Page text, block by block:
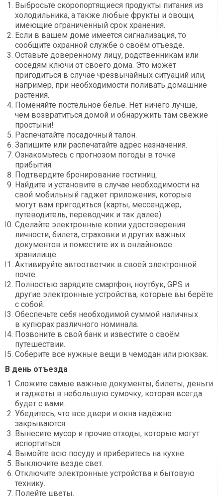
Выбросьте скоропортящиеся продукты питания из
холодильника, а также любые фрукты и овощи,
имеющие ограниченный срок хранения.
Если в вашем доме имеется сигнализация, то
сообщите охранной службе о своём отъезде.
Оставьте доверенному лицу, родственникам или
соседям ключи от своего дома. Это может
пригодиться в случае чрезвычайных ситуаций или,
например, при необходимости поливать домашние
растения.
Поменяйте постельное бельё. Нет ничего лучше,
чем возвратиться домой и обнаружить там свежие
простыни!
Распечатайте посадочный талон.
Запишите или распечатайте адрес назначения.
Ознакомьтесь с прогнозом погоды в точке
прибытия.
Подтвердите бронирование гостиниц.
Найдите и установите в случае необходимости на
свой мобильный гаджет приложения, которые
могут вам пригодиться (карты, мессенджер,
путеводитель, переводчик и так далее).
Сделайте электронные копии удостоверения
личности, билета, страховки и других важных
документов и поместите их в онлайновое
хранилище.
Активируйте автоответчик в своей электронной
почте.
Полностью зарядите смартфон, ноутбук, GPS и
другие электронные устройства, которые вы берёте
с собой.
Обеспечьте себя необходимой суммой наличных
в купюрах различного номинала.
Позвоните в свой банк и известите о своём
путешествии.
Соберите все нужные вещи в чемодан или рюкзак.
В день отъезда
Сложите самые важные документы, билеты, деньги
и гаджеты в небольшую сумочку, которая всегда
будет с вами.
Убедитесь, что все двери и окна надёжно
закрываются.
Вынесите мусор и прочие отходы, которые могут
испортиться.
Вымойте всю посуду и приберитесь на кухне.
Выключите везде свет.
Отключите электронные устройства и бытовую
технику.
Полейте цветы.